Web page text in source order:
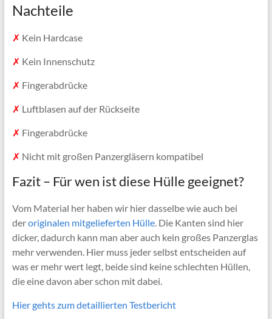
Nachteile
✗ Kein Hardcase
✗ Kein Innenschutz
✗ Fingerabdrücke
✗ Luftblasen auf der Rückseite
✗ Fingerabdrücke
✗ Nicht mit großen Panzergläsern kompatibel
Fazit – Für wen ist diese Hülle geeignet?
Vom Material her haben wir hier dasselbe wie auch bei
deroriginalen mitgelieferten Hülle. Die Kanten sind hier
dicker, dadurch kann man aber auch kein großes Panzerglas
mehr verwenden. Hier muss jeder selbst entscheiden auf
was er mehr wert legt, beide sind keine schlechten Hüllen,
die eine davon aber schon mit dabei.
Hier gehts zum detaillierten Testbericht